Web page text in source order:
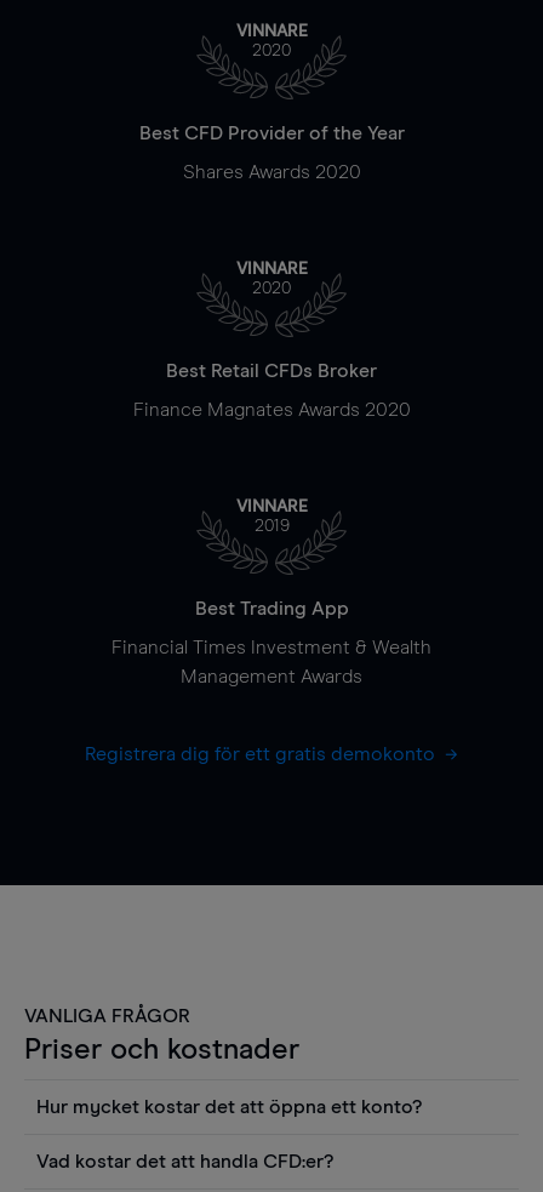
VINNARE
2020
Best CFD Provider of the Year
Shares Awards 2020
VINNARE
2020
Best Retail CFDs Broker
Finance Magnates Awards 2020
VINNARE
2019
Best Trading App
Financial Times Investment & Wealth
Management Awards
Registrera dig för ett gratis demokonto
VANLIGA FRÅGOR
Priser och kostnader
Hur mycket kostar det att öppna ett konto?
Vad kostar det att handla CFD:er?